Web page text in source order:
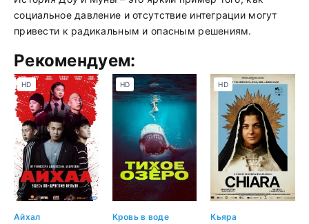
социальное давление и отсутствие интеграции могут
привести к радикальным и опасным решениям.
Рекомендуем:
Айхал
HD
Кровь в воде
HD
Кьяра
HD